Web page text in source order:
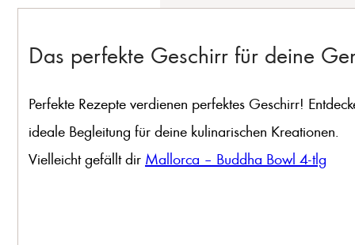
Das perfekte Geschirr für deine
Perfekte Rezepte verdienen perfektes Geschirr!
ideale Begleitung für deine kulinarischen Kreationen.
Vielleicht gefällt dir Mallorca – Buddha Bowl 4-tlg